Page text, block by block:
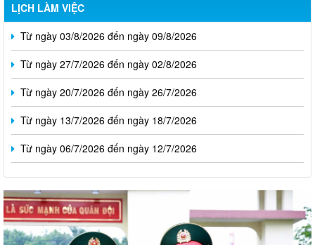
LỊCH LÀM VIỆC
Từ ngày 03/8/2026 đến ngày 09/8/2026
Từ ngày 27/7/2026 đến ngày 02/8/2026
Từ ngày 20/7/2026 đến ngày 26/7/2026
Từ ngày 13/7/2026 đến ngày 18/7/2026
Từ ngày 06/7/2026 đến ngày 12/7/2026